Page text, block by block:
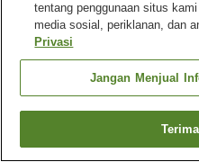
Tempat parkir
Ruang rapat
Jepang Hyogo
Cari
tentang penggunaan situs
media sosial, periklanan, dan
Privasi
Jangan Menjual